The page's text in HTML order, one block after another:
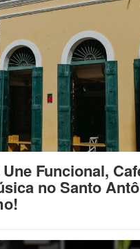
Funcional,
no Santo